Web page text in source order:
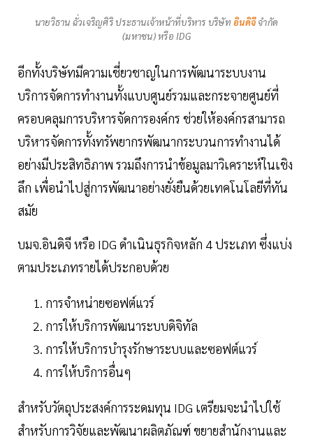
นายวิธาน ฉั่วเจริญศิริ ประธานเจ้าหน้าที่บริหาร บริษัท อินดิจีจำกัด
(มหาชน) หรือ IDG
อีกทั้งบริษัทมีความเชี่ยวชาญในการพัฒนาระบบงาน
บริการจัดการทำงานทั้งแบบศูนย์รวมและกระจายศูนย์ที่
ครอบคลุมการบริหารจัดการองค์กร ช่วยให้องค์กรสามารถ
บริหารจัดการทั้งทรัพยากรพัฒนากระบวนการทำงานได้
อย่างมีประสิทธิภาพ รวมถึงการนำข้อมูลมาวิเคราะห์ในเชิง
ลึก เพื่อนำไปสู่การพัฒนาอย่างยั่งยืนด้วยเทคโนโลยีที่ทัน
สมัย
บมจ.อินดิจี หรือ IDG ดำเนินธุรกิจหลัก 4 ประเภท ซึ่งแบ่ง
ตามประเภทรายได้ประกอบด้วย
การจำหน่ายซอฟต์แวร์
การให้บริการพัฒนาระบบดิจิทัล
การให้บริการบำรุงรักษาระบบและซอฟต์แวร์
การให้บริการอื่นๆ
สำหรับวัตถุประสงค์การระดมทุน IDG เตรียมจะนำไปใช้
สำหรับการวิจัยและพัฒนาผลิตภัณฑ์ ขยายสำนักงานและ